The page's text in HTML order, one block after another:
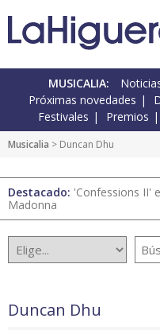
MUSICALIA:
Próximas novedades
Festivales
Premios
Musicalia > Duncan Dhu
Destacado: 'Confessions II'
Madonna
Duncan Dhu